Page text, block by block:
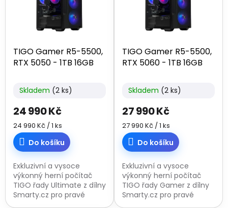
TIGO Gamer R5-5500,
RTX 5050 - 1TB 16GB
Skladem (2 ks)
24 990 Kč
Měrná
cena:
24 990 Kč / 1 ks
Do košíku
Exkluzivní a vysoce
výkonný herní počítač
TIGO řady Ultimate z dílny
Smarty.cz pro pravé
TIGO Gamer R5-5500,
RTX 5060 - 1TB 16GB
Skladem (2 ks)
27 990 Kč
Měrná
cena:
27 990 Kč / 1 ks
Do košíku
Exkluzivní a vysoce
výkonný herní počítač
TIGO řady Gamer z dílny
Smarty.cz pro pravé